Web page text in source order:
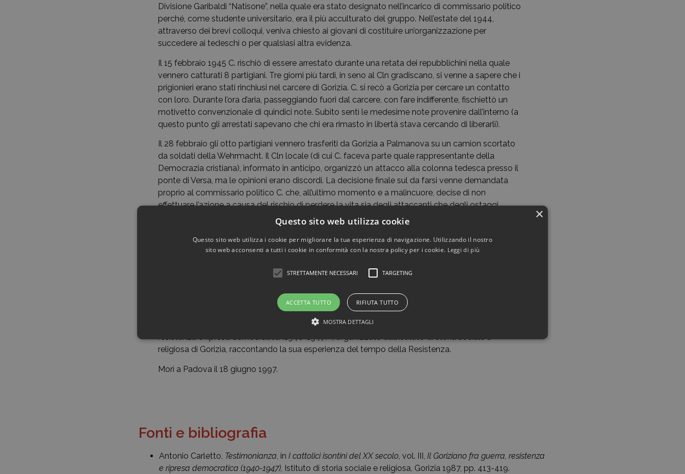
Divisione Garibaldi “Natisone”, nella quale era stato designato nell’incarico di commissario politico
perché, come studente universitario, era il più acculturato del gruppo. Nell’estate del 1944,
attraverso dei brevi colloqui, veniva chiesto ai giovani di costituire un’organizzazione per
succedere ai tedeschi o per qualsiasi altra evidenza.
Il 15 febbraio 1945 C. rischiò di essere arrestato durante una retata dei repubblichini nella quale
vennero catturati 8 partigiani. Tre giorni più tardi, in seno al Cln gradiscano, si venne a sapere che i
prigionieri erano stati rinchiusi nel carcere di Gorizia. C. si recò a Gorizia per cercare un contatto
con loro. Durante l’ora d’aria, passeggiando fuori dal carcere, con fare indifferente, fischiettò un
motivetto convenzionale di quindici note. Subito sentì le medesime note provenire dall’interno (a
questo punto gli arrestati sapevano che chi era rimasto in libertà stava cercando di liberarli).
Il 28 febbraio gli otto partigiani vennero trasferiti da Gorizia a Palmanova su un camion scortato
da soldati della Wehrmacht. Il Cln locale (di cui C. faceva parte quale rappresentante della
Democrazia cristiana), informato in anticipo, organizzò un attacco alla colonna tedesca presso il
ponte di Versa, ma le opinioni erano discordi. La decisione finale sul da farsi venne demandata
proprio al commissario politico C. che, all’ultimo momento e a malincuore, decise di non
effettuare l’azione a causa del rischio di perdere la vita sia degli attaccanti che degli ostaggi.
Il 5 marzo, temendo di essere arrestato a sua volta, per precauzione si rifugiò nella cella del
campanile della chiesa di Bruma insieme al fratello Alessandro, dove continuò a vivere, nascosto
dal cappellano don Gè Salomone, fino alla fine del conflitto.
A guerra conclusa, partecipò alle attività del Cln e poi insieme a Rolando Cian organizzò a
Gradisca le Acli e il sindacato libero. Si impegnò anche molto per le elezioni del 18 aprile 1948.
Sposatosi proprio in quell’anno 1948 (dal matrimonio nacquero quattro figli), operò nel mondo
della scuola come preside, prima a Grado nella nascente scuola media, poi a Padova.
Nel 1985 partecipò al convegno «I cattolici isontini nel XX secolo. Il Goriziano fra guerra,
resistenza e ripresa democratica (1940-1947)», organizzato dall’Istituto di storia sociale e
religiosa di Gorizia, raccontando la sua esperienza del tempo della Resistenza.
Morì a Padova il 18 giugno 1997.
Fonti e bibliografia
Antonio Carletto, Testimonianza, in I cattolici isontini del XX se­colo, vol. III, Il Goriziano fra guerra, resistenza
e ripresa demo­cratica (1940-1947), Istituto di storia sociale e re­ligiosa, Gorizia 1987, pp. 413-419.
×
Questo sito web utilizza cookie
Questo sito web utilizza i cookie per migliorare la tua esperienza di navigazione. Utilizzando il nostro
sito web acconsenti a tutti i cookie in conformità con la nostra policy per i cookie. Leggi di più
STRETTAMENTE NECESSARI TARGETING
ACCETTA TUTTO RIFIUTA TUTTO
MOSTRA DETTAGLI